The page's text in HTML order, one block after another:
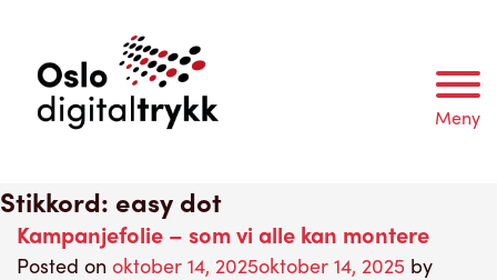
Meny
Stikkord: easy dot
Kampanjefolie – som vi alle kan montere
Posted on oktober 14, 2025oktober 14, 2025 by